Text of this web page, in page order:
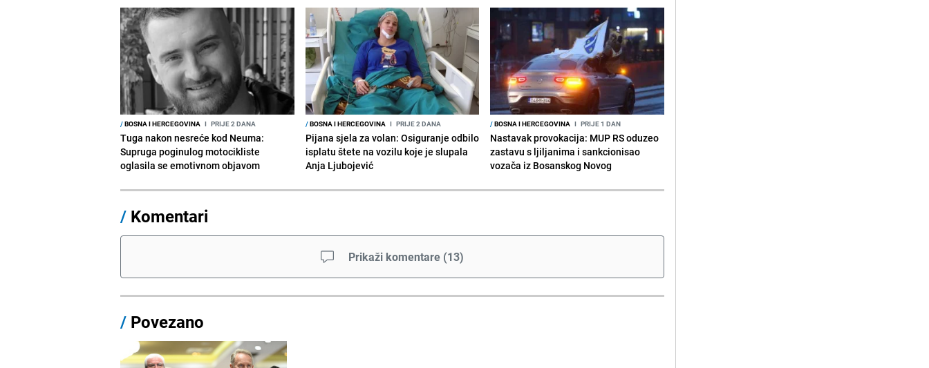
/BOSNA I HERCEGOVINA I PRIJE 2 DANA
Tuga nakon nesreće kod Neuma:
Supruga poginulog motocikliste
oglasila se emotivnom objavom
/BOSNA I HERCEGOVINA I PRIJE 2 DANA
Pijana sjela za volan: Osiguranje odbilo
isplatu štete na vozilu koje je slupala
Anja Ljubojević
/BOSNA I HERCEGOVINA I PRIJE 1 DAN
Nastavak provokacija: MUP RS oduzeo
zastavu s ljiljanima i sankcionisao
vozača iz Bosanskog Novog
/ Komentari
Prikaži komentare (13)
/ Povezano